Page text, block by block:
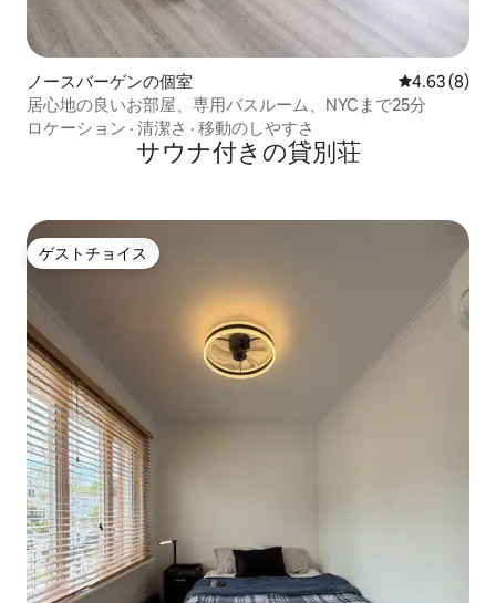
ノースバーゲンの個室 レビュー8
4.63 (8)
居心地の良いお部屋、専用バスルーム、NYCまで25分
ロケーション · 清潔さ · 移動のしやすさ
サウナ付きの貸別荘
ゲストチョイス
ゲストチョイス